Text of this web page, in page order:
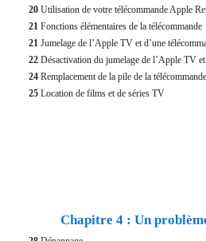
20 Utilisation de votre télécommande Apple
21 Fonctions élémentaires de la télécommande
21 Jumelage de l’Apple TV et d’une
22 Désactivation du jumelage de l’Apple TV
24 Remplacement de la pile de la télécommande
25 Location de films et de séries TV
Chapitre 4 : Un